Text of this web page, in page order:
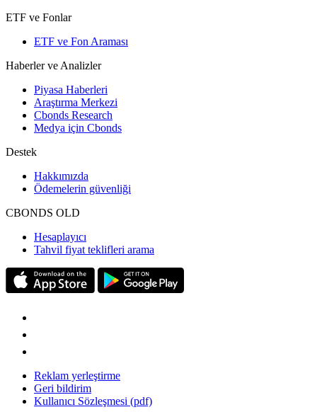
ETF ve Fonlar
ETF ve Fon Araması
Haberler ve Analizler
Piyasa Haberleri
Araştırma Merkezi
Cbonds Research
Medya için Cbonds
Destek
Hakkımızda
Ödemelerin güvenliği
CBONDS OLD
Hesaplayıcı
Tahvil fiyat teklifleri arama
Reklam yerleştirme
Geri bildirim
Kullanıcı Sözleşmesi (pdf)